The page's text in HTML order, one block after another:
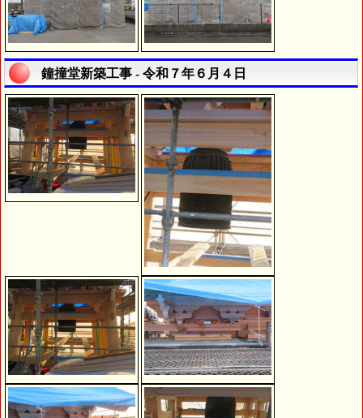
鐘撞堂新築工事 - 令和７年６月４日